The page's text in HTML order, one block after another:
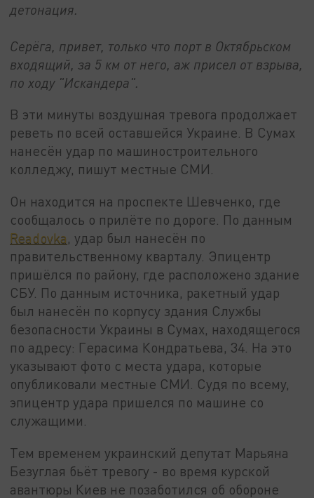
детонация.
Серёга, привет, только что порт в Октябрьском
входящий, за 5 км от него, аж присел от взрыва,
по ходу "Искандера".
В эти минуты воздушная тревога продолжает
реветь по всей оставшейся Украине. В Сумах
нанесён удар по машиностроительного
колледжу, пишут местные СМИ.
Он находится на проспекте Шевченко, где
сообщалось о прилёте по дороге. По данным
Readovka, удар был нанесён по
правительственному кварталу. Эпицентр
пришёлся по району, где расположено здание
СБУ. По данным источника, ракетный удар
был нанесён по корпусу здания Службы
безопасности Украины в Сумах, находящегося
по адресу: Герасима Кондратьева, 34. На это
указывают фото с места удара, которые
опубликовали местные СМИ. Судя по всему,
эпицентр удара пришелся по машине со
служащими.
Тем временем украинский депутат Марьяна
Безуглая бьёт тревогу - во время курской
авантюры Киев не позаботился об обороне